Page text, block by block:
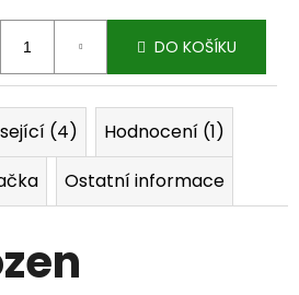
DO KOŠÍKU
(4)
Hodnocení (1)
Ostatní informace